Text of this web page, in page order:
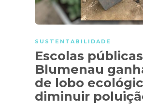
SUSTENTABILIDADE
Escolas
Blumenau
de lobo
diminuir